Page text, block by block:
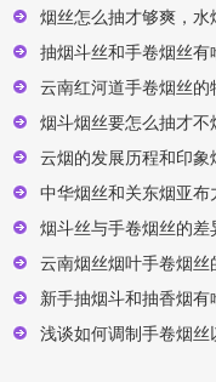
烟丝怎么抽才够爽，
抽烟斗丝和手卷烟丝
云南红河道手卷烟丝
烟斗烟丝要怎么抽才
云烟的发展历程和印
中华烟丝和关东烟亚
烟斗丝与手卷烟丝的
云南烟丝烟叶手卷烟
新手抽烟斗和抽香烟
浅谈如何调制手卷烟